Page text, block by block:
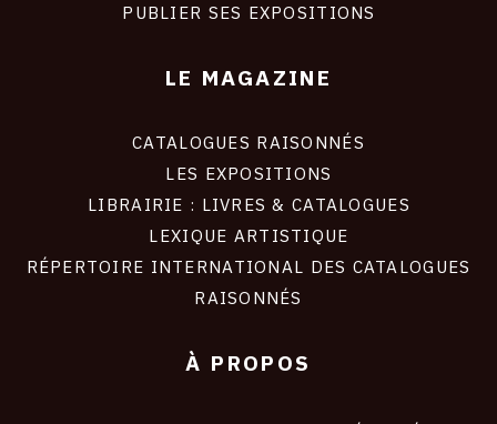
PUBLIER SES EXPOSITIONS
LE MAGAZINE
CATALOGUES RAISONNÉS
LES EXPOSITIONS
LIBRAIRIE : LIVRES & CATALOGUES
LEXIQUE ARTISTIQUE
RÉPERTOIRE INTERNATIONAL DES CATALOGUES
RAISONNÉS
À PROPOS